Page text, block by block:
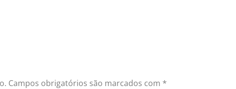
Campos obrigatórios são marcados com *